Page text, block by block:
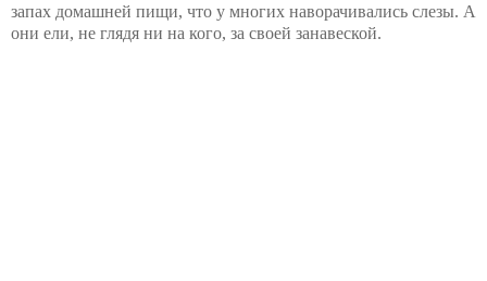
запах домашней пищи, что у многих наворачивались слезы. А
они ели, не глядя ни на кого, за своей занавеской.